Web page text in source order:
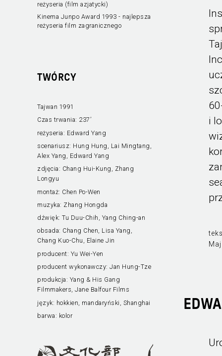
reżyseria (film azjatycki)
Kinema Junpo Award 1993 - najlepsza
reżyseria film zagranicznego
TWÓRCY
Tajwan 1991
Czas trwania: 237’
reżyseria: Edward Yang
scenariusz: Hung Hung, Lai Mingtang,
Alex Yang, Edward Yang
zdjęcia: Chang Hui-Kung, Zhang
Longyu
montaż: Chen Po-Wen
muzyka: Zhang Hongda
dźwięk:Tu Duu-Chih, Yang Ching-an
obsada: Chang Chen, Lisa Yang,
Chang Kuo-Chu, Elaine Jin
producent: Yu Wei-Yen
producent wykonawczy:Jan Hung-Tze
produkcja: Yang & His Gang
Filmmakers, Jane Balfour Films
język: hokkien, mandaryński, Shanghai
barwa: kolor
i